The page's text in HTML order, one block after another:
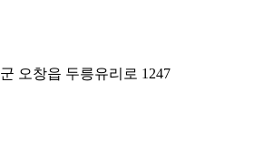
오창읍 두릉유리로 1247